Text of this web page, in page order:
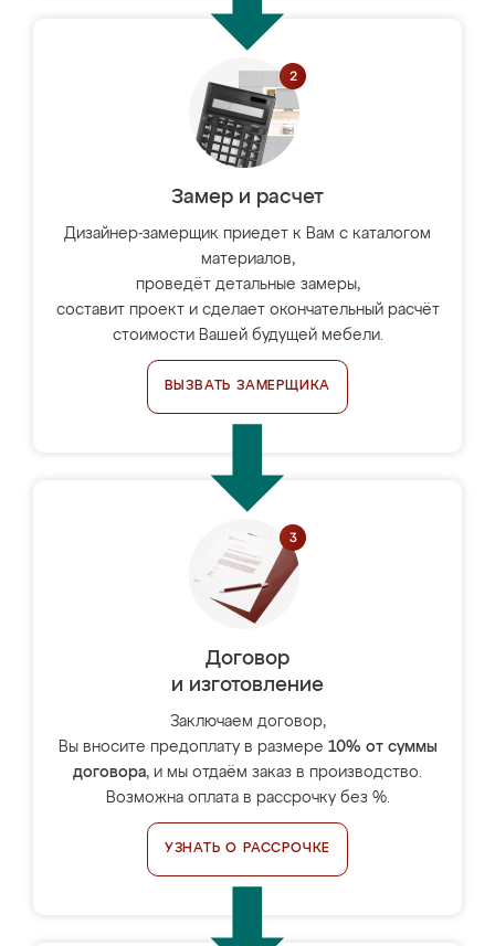
Замер и расчет
Дизайнер-замерщик приедет к Вам с каталогом
материалов,
проведёт детальные замеры,
составит проект и сделает окончательный расчёт
стоимости Вашей будущей мебели.
ВЫЗВАТЬ ЗАМЕРЩИКА
Договор
и изготовление
Заключаем договор,
Вы вносите предоплату в размере 10% от суммы
договора, и мы отдаём заказ в производство.
Возможна оплата в рассрочку без %.
УЗНАТЬ О РАССРОЧКЕ